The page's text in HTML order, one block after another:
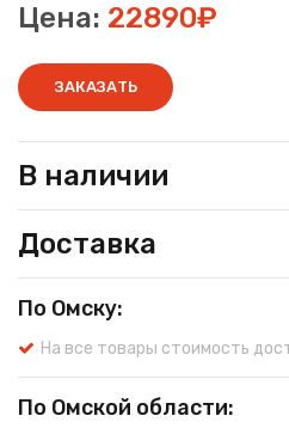
Цена: 22890₽
ЗАКАЗАТЬ
В наличии
Доставка
По Омску:
На все товары стоимость
По Омской области: